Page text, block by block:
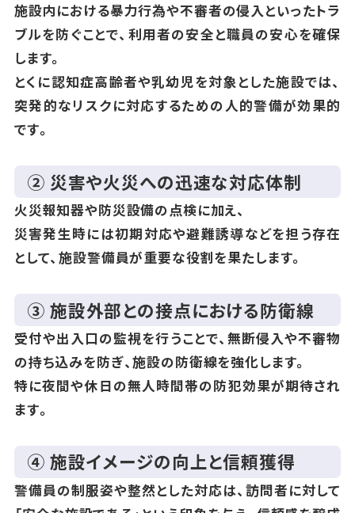
施設内における暴力行為や不審者の侵入といったトラ
ブルを防ぐことで、利用者の安全と職員の安心を確保
します。
とくに認知症高齢者や乳幼児を対象とした施設では、
突発的なリスクに対応するための人的警備が効果的
です。
② 災害や火災への迅速な対応体制
火災報知器や防災設備の点検に加え、
災害発生時には初期対応や避難誘導などを担う存在
として、施設警備員が重要な役割を果たします。
③ 施設外部との接点における防衛線
受付や出入口の監視を行うことで、無断侵入や不審物
の持ち込みを防ぎ、施設の防衛線を強化します。
特に夜間や休日の無人時間帯の防犯効果が期待され
ます。
④ 施設イメージの向上と信頼獲得
警備員の制服姿や整然とした対応は、訪問者に対して